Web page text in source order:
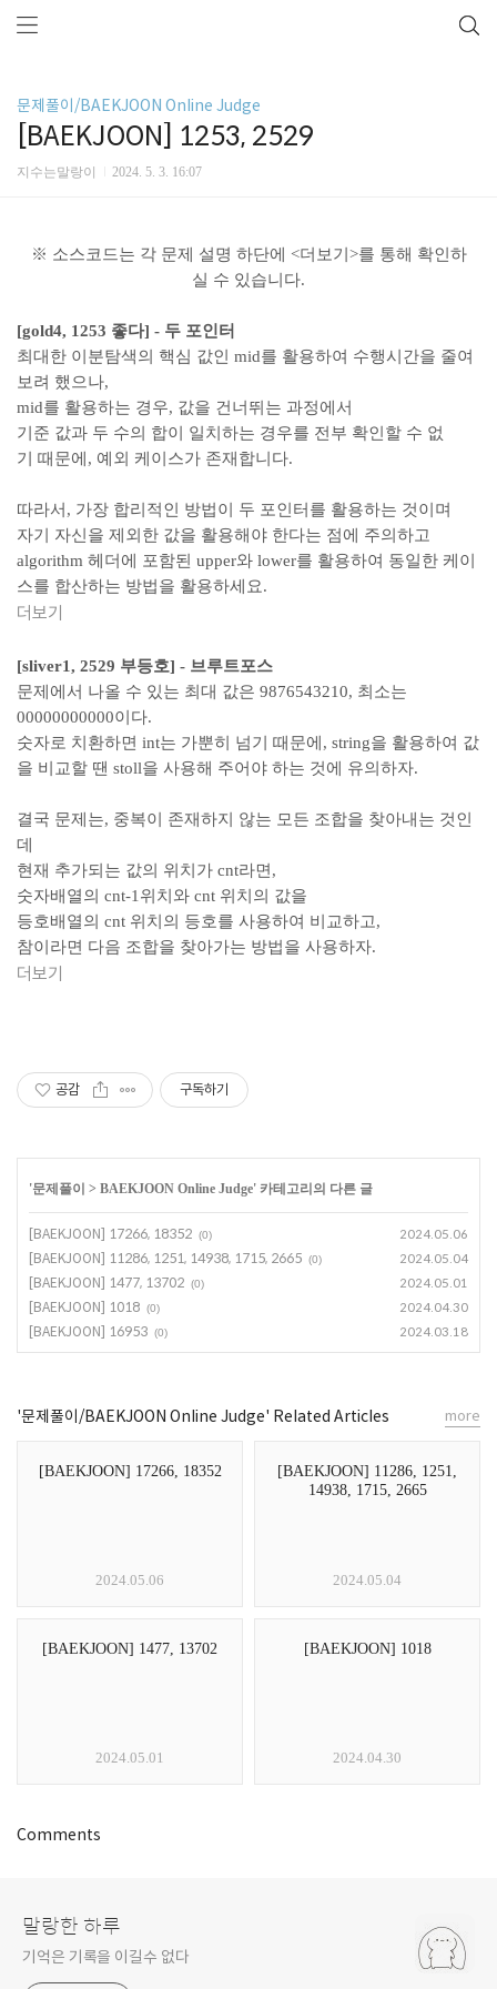
문제풀이/BAEKJOON Online Judge
[BAEKJOON] 1253, 2529
지수는말랑이 2024. 5. 3. 16:07
※ 소스코드는 각 문제 설명 하단에 <더보기>를 통해 확인하
실 수 있습니다.
[gold4, 1253 좋다] - 두 포인터
최대한 이분탐색의 핵심 값인 mid를 활용하여 수행시간을 줄여
보려 했으나,
mid를 활용하는 경우, 값을 건너뛰는 과정에서
기준 값과 두 수의 합이 일치하는 경우를 전부 확인할 수 없
기 때문에, 예외 케이스가 존재합니다.
따라서, 가장 합리적인 방법이 두 포인터를 활용하는 것이며
자기 자신을 제외한 값을 활용해야 한다는 점에 주의하고
algorithm 헤더에 포함된 upper와 lower를 활용하여 동일한 케이
스를 합산하는 방법을 활용하세요.
더보기
[sliver1, 2529 부등호] - 브루트포스
문제에서 나올 수 있는 최대 값은 9876543210, 최소는
00000000000이다.
숫자로 치환하면 int는 가뿐히 넘기 때문에, string을 활용하여 값
을 비교할 땐 stoll을 사용해 주어야 하는 것에 유의하자.
결국 문제는, 중복이 존재하지 않는 모든 조합을 찾아내는 것인
데
현재 추가되는 값의 위치가 cnt라면,
숫자배열의 cnt-1위치와 cnt 위치의 값을
등호배열의 cnt 위치의 등호를 사용하여 비교하고,
참이라면 다음 조합을 찾아가는 방법을 사용하자.
더보기
공감 구독하기
'문제풀이 > BAEKJOON Online Judge' 카테고리의 다른 글
[BAEKJOON] 17266, 18352 (0) 2024.05.06
[BAEKJOON] 11286, 1251, 14938, 1715, 2665 (0) 2024.05.04
[BAEKJOON] 1477, 13702 (0) 2024.05.01
[BAEKJOON] 1018 (0) 2024.04.30
[BAEKJOON] 16953 (0) 2024.03.18
'문제풀이/BAEKJOON Online Judge' Related Articles
[BAEKJOON] 17266, 18352
2024.05.06
[BAEKJOON] 11286, 1251,
14938, 1715, 2665
2024.05.04
[BAEKJOON] 1477, 13702
2024.05.01
[BAEKJOON] 1018
2024.04.30
more
Comments
말랑한 하루
기억은 기록을 이길수 없다